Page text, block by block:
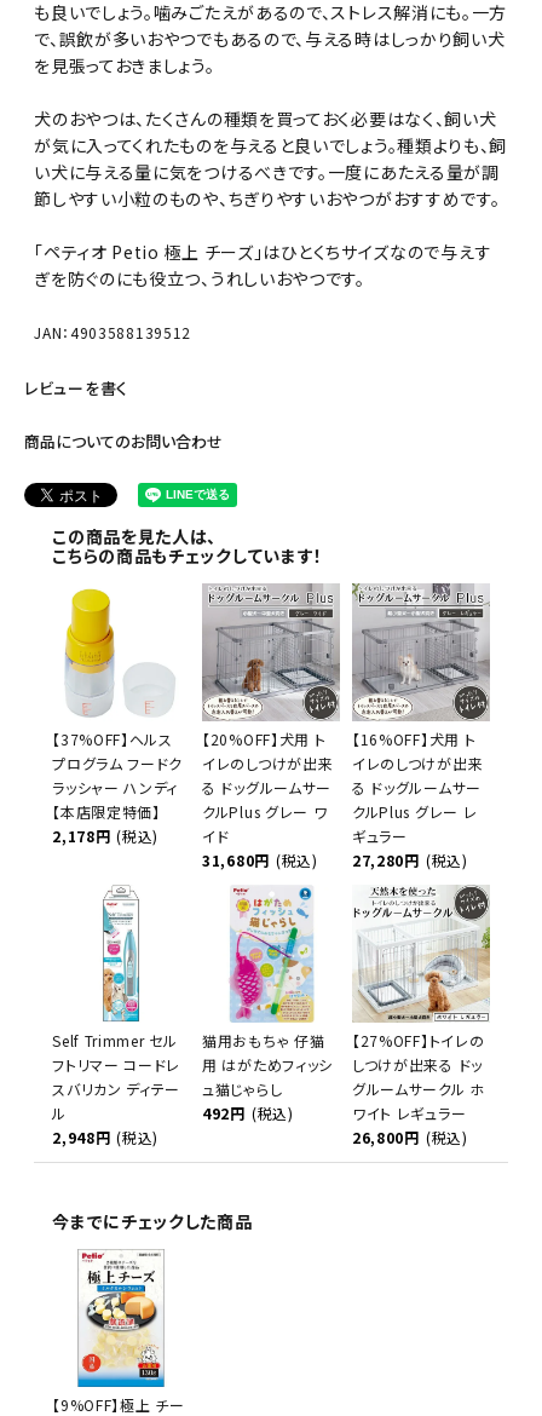
も良いでしょう。噛みごたえがあるので、ストレス解消にも。一方
で、誤飲が多いおやつでもあるので、与える時はしっかり飼い犬
を見張っておきましょう。
犬のおやつは、たくさんの種類を買っておく必要はなく、飼い犬
が気に入ってくれたものを与えると良いでしょう。種類よりも、飼
い犬に与える量に気をつけるべきです。一度にあたえる量が調
節しやすい小粒のものや、ちぎりやすいおやつがおすすめです。
「ペティオ Petio 極上 チーズ」はひとくちサイズなので与えす
ぎを防ぐのにも役立つ、うれしいおやつです。
JAN：4903588139512
レビューを書く
商品についてのお問い合わせ
この商品を見た人は、
こちらの商品もチェックしています！
【37%OFF】ヘルス
プログラム フードク
ラッシャー ハンディ
【本店限定特価】
2,178円 (税込)
【20%OFF】犬用 ト
イレのしつけが出来
る ドッグルームサー
クルPlus グレー ワ
イド
31,680円 (税込)
【16%OFF】犬用 ト
イレのしつけが出来
る ドッグルームサー
クルPlus グレー レ
ギュラー
27,280円 (税込)
Self Trimmer セル
フトリマー コードレ
スバリカン ディテー
ル
2,948円 (税込)
猫用おもちゃ 仔猫
用 はがためフィッシ
ュ猫じゃらし
492円 (税込)
【27%OFF】トイレの
しつけが出来る ドッ
グルームサークル ホ
ワイト レギュラー
26,800円 (税込)
今までにチェックした商品
【9%OFF】極上 チー